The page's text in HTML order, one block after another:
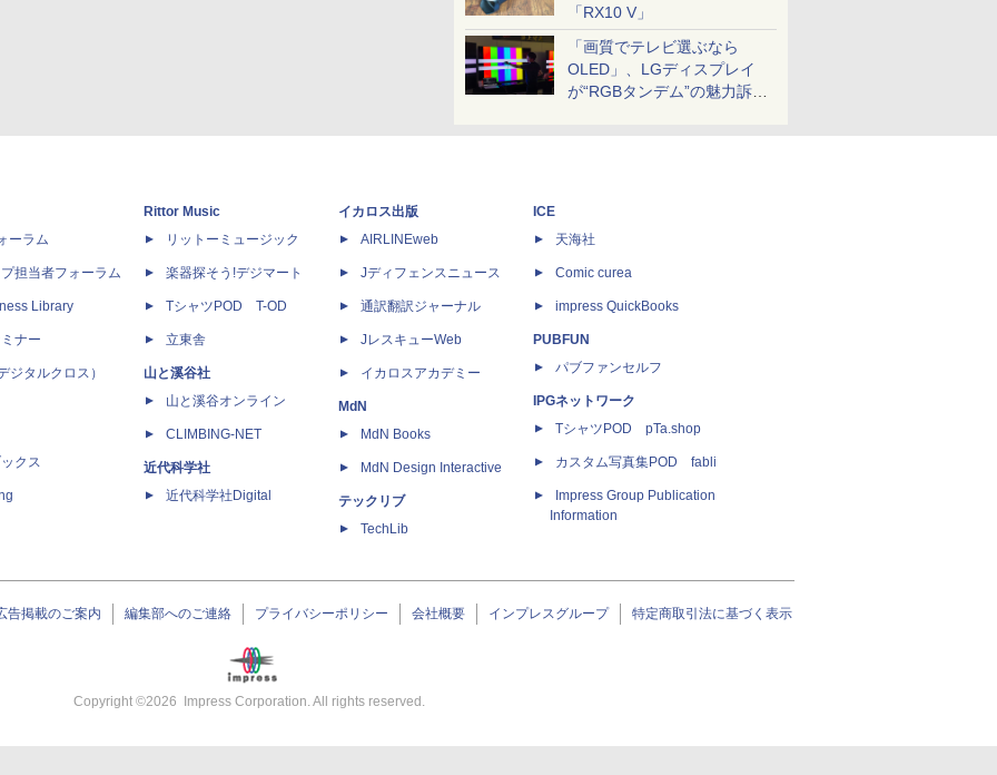
「RX10 V」
「画質でテレビ選ぶなら
OLED」、LGディスプレイ
が“RGBタンデム”の魅力訴
ーラム
担当者フォーラム
Library
ナー
ジタルクロス）
クス
Rittor Music
リットーミュージック
楽器探そう!デジマート
TシャツPOD T-OD
立東舎
山と溪谷社
山と溪谷オンライン
CLIMBING-NET
近代科学社
近代科学社Digital
イカロス出版
AIRLINEweb
Jディフェンスニュース
通訳翻訳ジャーナル
JレスキューWeb
イカロスアカデミー
MdN
MdN Books
MdN Design Interactive
テックリブ
TechLib
ICE
天海社
Comic curea
impress QuickBooks
PUBFUN
パブファンセルフ
IPGネットワーク
TシャツPOD pTa.shop
カスタム写真集POD fabli
Impress Group Publication
Information
告掲載のご案内 編集部へのご連絡 プライバシーポリシー 会社概要 インプレスグループ 特定商取引法に基づく表示
Copyright ©2026 Impress Corporation. All rights reserved.